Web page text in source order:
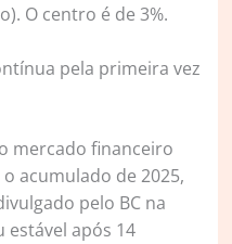
O centro é de 3%.
pela primeira vez
mercado financeiro
acumulado de 2025,
pelo BC na
estável após 14